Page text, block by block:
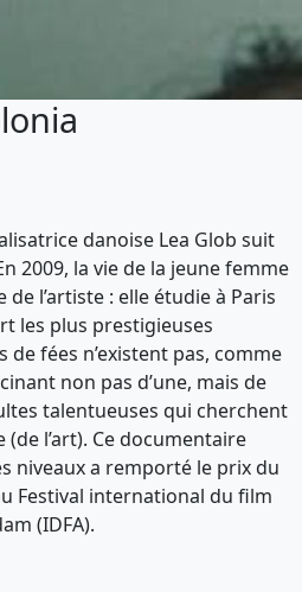
danoise Lea Glob suit
2009, la vie de la jeune femme
l’artiste : elle étudie à Paris
les plus prestigieuses
de fées n’existent pas, comme
non pas d’une, mais de
talentueuses qui cherchent
l’art). Ce documentaire
niveaux a remporté le prix du
Festival international du film
(IDFA).